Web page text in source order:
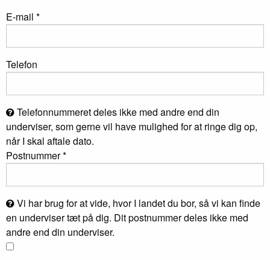
E-mail *
Telefon
Telefonnummeret deles ikke med andre end din
underviser, som gerne vil have mulighed for at ringe dig op,
når I skal aftale dato.
Postnummer *
Vi har brug for at vide, hvor I landet du bor, så vi kan finde
en underviser tæt på dig. Dit postnummer deles ikke med
andre end din underviser.